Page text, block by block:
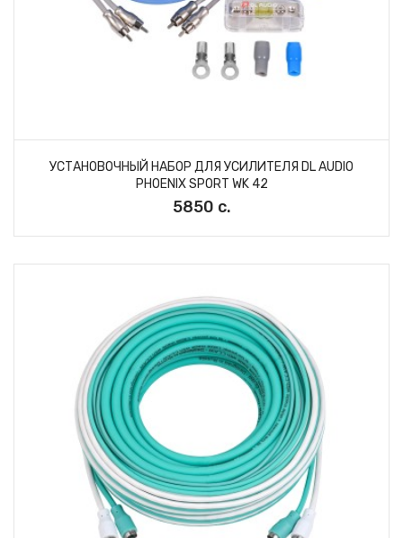
УСТАНОВОЧНЫЙ НАБОР ДЛЯ УСИЛИТЕЛЯ DL AUDIO
PHOENIX SPORT WK 42
5850 с.